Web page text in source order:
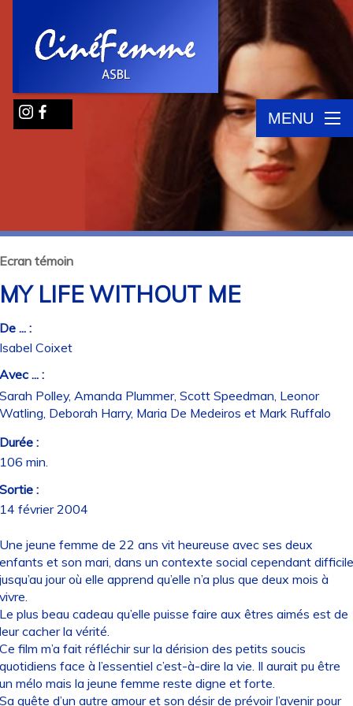
MENU
témoin
LIFE WITHOUT ME
... :
Coixet
... :
Polley, Amanda Plummer, Scott Speedman, Leonor
Deborah Harry, Maria De Medeiros et Mark Ruffalo
:
min.
:
février 2004
jeune femme de 22 ans vit heureuse avec ses deux
et son mari, dans un contexte social cependant difficile
jour où elle apprend qu’elle n’a plus que deux mois à
plus beau cadeau qu’elle puisse faire aux êtres aimés est de
cacher la vérité.
film m’a fait réfléchir sur la dérision des petits soucis
face à l’essentiel c’est-à-dire la vie. Il aurait pu être
mélo mais la jeune femme reste digne et forte.
quête d’un autre amour et son désir de prévoir l’avenir pour